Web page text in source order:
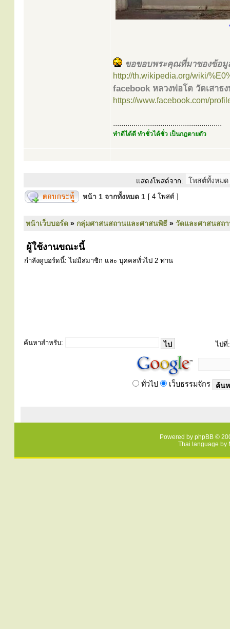
ขอขอบพระคุณที่มาของข้อมู
http://th.wikipedia.org/wiki/
facebook หลวงพ่อโต วัดเสาธ
https://www.facebook.com/
.....................................................
ทำดีได้ดี ทำชั่วได้ชั่ว เป็นกฎตายตัว
แสดงโพสต์จาก:
หน้า 1 จากทั้งหมด 1 [ 4 โพสต์ ]
หน้าเว็บบอร์ด » กลุ่มศาสนสถานและศาสนพิธี » วัดและศาสนสถ
ผู้ใช้งานขณะนี้
กำลังดูบอร์ดนี้: ไม่มีสมาชิก และ บุคคลทั่วไป 2 ท่าน
ค้นหาสำหรับ: ไปที่:
ทั่วไป เว็บธรรมจักร
Powered by phpBB ©
Thai language by